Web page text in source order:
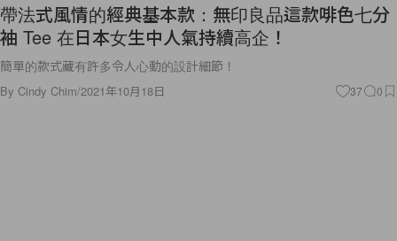
帶法式風情的經典基本款：無印良品這款啡色七分
袖 Tee 在日本女生中人氣持續高企！
簡單的款式藏有許多令人心動的設計細節！
By Cindy Chim/2021年10月18日 37 0